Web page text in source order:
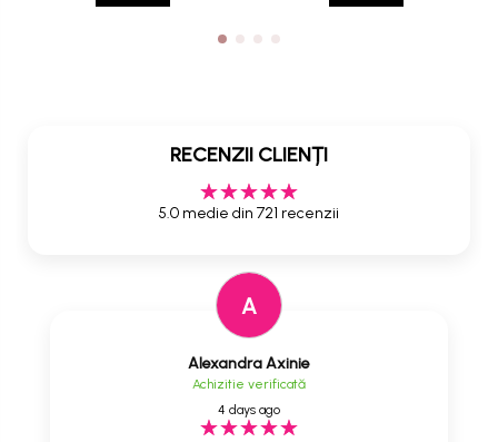
RECENZII CLIENȚI
5.0 medie din 721 recenzii
A
Alexandra Axinie
Achizitie verificată
4 days ago